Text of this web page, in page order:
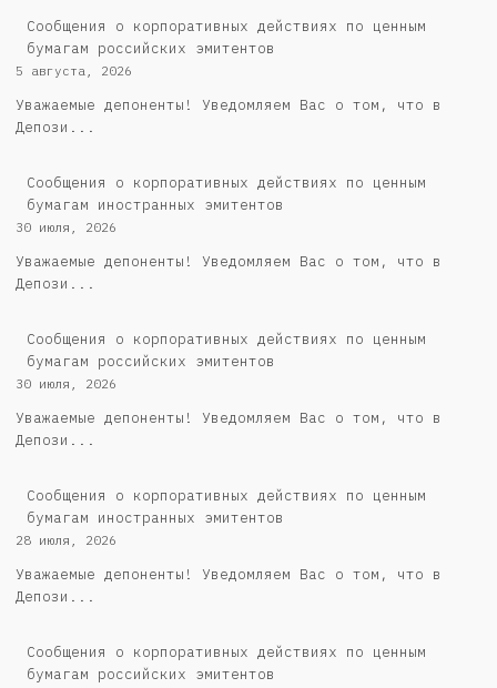
Cообщения о корпоративных действиях по ценным
бумагам российских эмитентов
5 августа, 2026
Уважаемые депоненты! Уведомляем Вас о том, что в
Депози...
Сообщения о корпоративных действиях по ценным
бумагам иностранных эмитентов
30 июля, 2026
Уважаемые депоненты! Уведомляем Вас о том, что в
Депози...
Cообщения о корпоративных действиях по ценным
бумагам российских эмитентов
30 июля, 2026
Уважаемые депоненты! Уведомляем Вас о том, что в
Депози...
Сообщения о корпоративных действиях по ценным
бумагам иностранных эмитентов
28 июля, 2026
Уважаемые депоненты! Уведомляем Вас о том, что в
Депози...
Cообщения о корпоративных действиях по ценным
бумагам российских эмитентов